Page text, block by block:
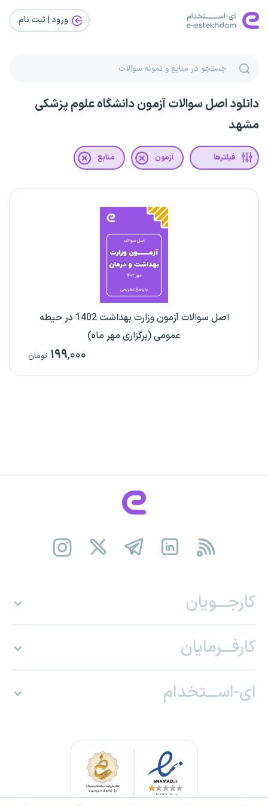
ورود | ثبت‌ نام
دانلود اصل سوالات آزمون دانشگاه علوم پزشکی
مشهد
فیلترها آزمون منابع
اصل سوالات آزمون وزارت بهداشت 1402 در حیطه
عمومی (برگزاری مهر ماه)
۱۹۹,۰۰۰ تومان
کارجـــویان
کارفـــرمایان
ای-اســـتخدام